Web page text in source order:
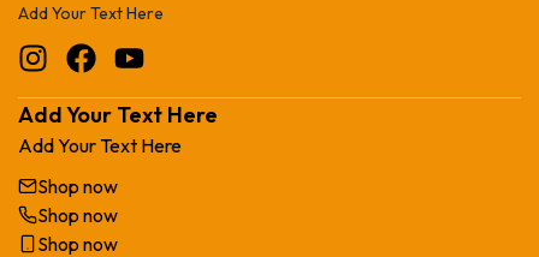
Add Your Text Here
Add Your Text Here
Add Your Text Here
Shop now
Shop now
Shop now